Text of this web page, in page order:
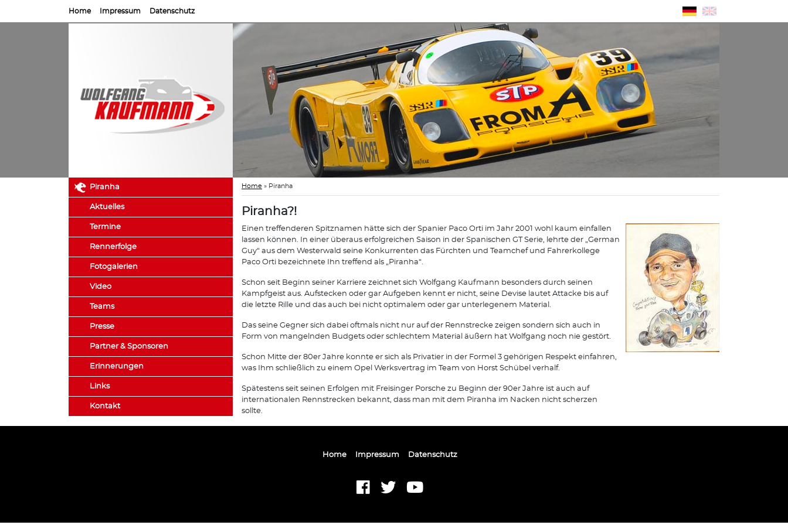
Home Impressum Datenschutz
Piranha
Aktuelles
Termine
Rennerfolge
Fotogalerien
Video
Teams
Presse
Partner & Sponsoren
Erinnerungen
Links
Kontakt
Home » Piranha
Piranha?!
Einen treffenderen Spitznamen hätte sich der Spanier Paco Orti im Jahr 2001 wohl kaum einfallen
lassen können. In einer überaus erfolgreichen Saison in der Spanischen GT Serie, lehrte der „German
Guy“ aus dem Westerwald seine Konkurrenten das Fürchten und Teamchef und Fahrerkollege
Paco Orti bezeichnete Ihn treffend als „Piranha“.
Schon seit Beginn seiner Karriere zeichnet sich Wolfgang Kaufmann besonders durch seinen
Kampfgeist aus. Aufstecken oder gar Aufgeben kennt er nicht, seine Devise lautet Attacke bis auf
die letzte Rille und das auch bei nicht optimalem oder gar unterlegenem Material.
Das seine Gegner sich dabei oftmals nicht nur auf der Rennstrecke zeigen sondern sich auch in
Form von mangelnden Budgets oder schlechtem Material äußern hat Wolfgang noch nie gestört.
Schon Mitte der 80er Jahre konnte er sich als Privatier in der Formel 3 gehörigen Respekt einfahren,
was Ihm schließlich zu einem Opel Werksvertrag im Team von Horst Schübel verhalf.
Spätestens seit seinen Erfolgen mit Freisinger Porsche zu Beginn der 90er Jahre ist auch auf
internationalen Rennstrecken bekannt, dass man mit dem Piranha im Nacken nicht scherzen
sollte.
Home Impressum Datenschutz